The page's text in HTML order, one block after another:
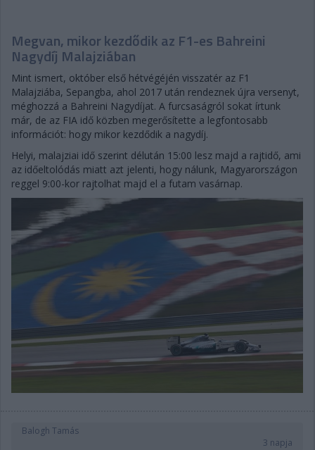
Megvan, mikor kezdődik az F1-es Bahreini
Nagydíj Malajziában
Mint ismert, október első hétvégéjén visszatér az F1
Malajziába, Sepangba, ahol 2017 után rendeznek újra versenyt,
méghozzá a Bahreini Nagydíjat. A furcsaságról sokat írtunk
már, de az FIA idő közben megerősítette a legfontosabb
információt: hogy mikor kezdődik a nagydíj.
Helyi, malajziai idő szerint délután 15:00 lesz majd a rajtidő, ami
az időeltolódás miatt azt jelenti, hogy nálunk, Magyarországon
reggel 9:00-kor rajtolhat majd el a futam vasárnap.
Balogh Tamás
3 napja